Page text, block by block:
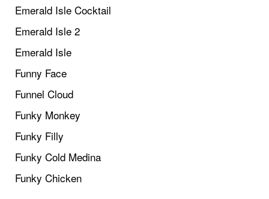
Emerald Isle Cocktail
Emerald Isle 2
Emerald Isle
Funny Face
Funnel Cloud
Funky Monkey
Funky Filly
Funky Cold Medina
Funky Chicken